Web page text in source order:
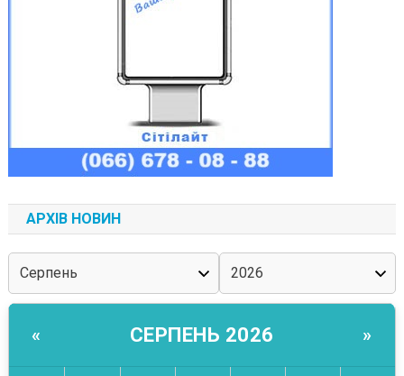
АРХІВ НОВИН
« СЕРПЕНЬ 2026 »